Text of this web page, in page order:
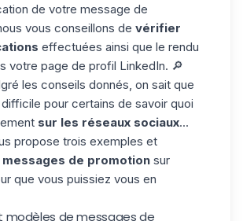
de votre message de
vous conseillons de vérifier
effectuées ainsi que le rendu
votre page de profil LinkedIn. 🔎
les conseils donnés, on sait que
pour certains de savoir quoi
sur les réseaux sociaux...
propose trois exemples et
messages de promotion sur
que vous puissiez vous en
modèles de messages de